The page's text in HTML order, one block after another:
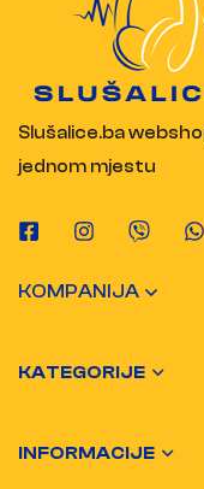
Slušalice.ba
jednom mjestu
KOMPANIJA
KATEGORIJE
INFORMACIJE